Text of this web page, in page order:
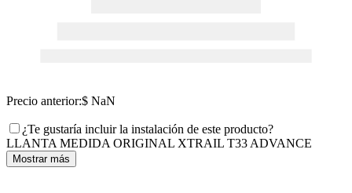
Precio anterior:$ NaN
¿Te gustaría incluir la instalación de este producto?
LLANTA MEDIDA ORIGINAL XTRAIL T33 ADVANCE
Mostrar más